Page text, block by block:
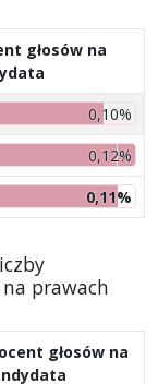
głosów na
0,10%
0,12%
0,11%
prawach
głosów na